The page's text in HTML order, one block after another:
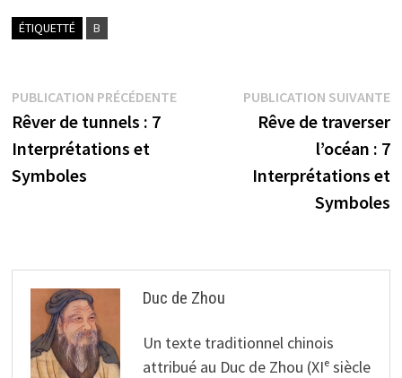
ÉTIQUETTÉ B
Navigation
de
l’article
PUBLICATION PRÉCÉDENTEPublication
Rêver de tunnels : 7
Interprétations et
Symboles
PUBLICATION SUIVANTE
Rêve de traverser
l’océan : 7
Interprétations et
Symboles
Duc de Zhou
Un texte traditionnel chinois
attribué au Duc de Zhou (XIᵉ siècle